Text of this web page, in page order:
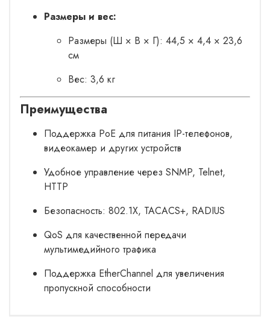
Размеры и вес:
Размеры (Ш × В × Г): 44,5 × 4,4 × 23,6
см
Вес: 3,6 кг
Преимущества
Поддержка PoE для питания IP-телефонов,
видеокамер и других устройств
Удобное управление через SNMP, Telnet,
HTTP
Безопасность: 802.1X, TACACS+, RADIUS
QoS для качественной передачи
мультимедийного трафика
Поддержка EtherChannel для увеличения
пропускной способности